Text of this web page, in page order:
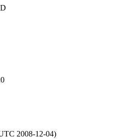
2008-12-04)